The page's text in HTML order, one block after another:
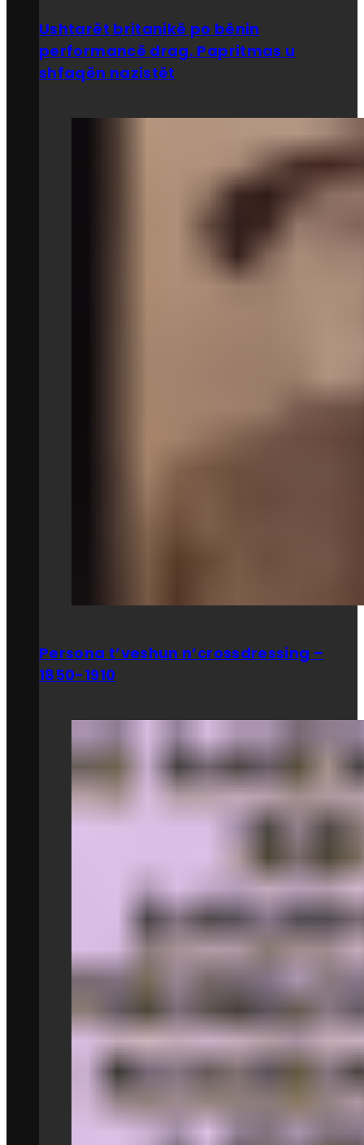
Ushtarët britanikë po bënin
performancë drag. Papritmas u
shfaqën nazistët
Persona t’veshun n’crossdressing –
1850-1910